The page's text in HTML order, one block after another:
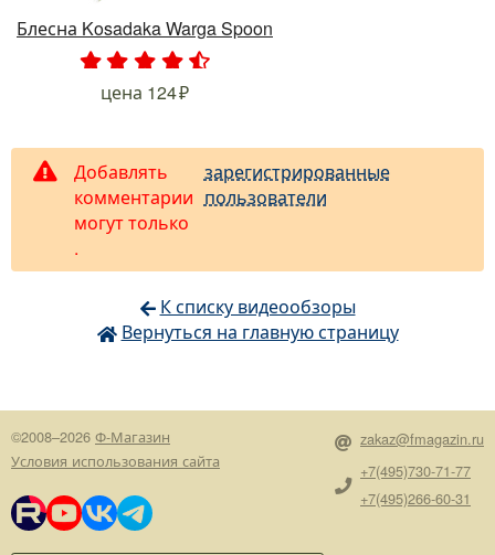
Блесна Kosadaka Warga Spoon
. .
цена 124
Добавлять
комментарии
могут только
зарегистрированные
пользователи
.
К списку видеообзоры
Вернуться на главную страницу
©2008–2026 Ф-Магазин
Условия использования сайта
zakaz@fmagazin.ru
+7(495)730-71-77
+7(495)266-60-31